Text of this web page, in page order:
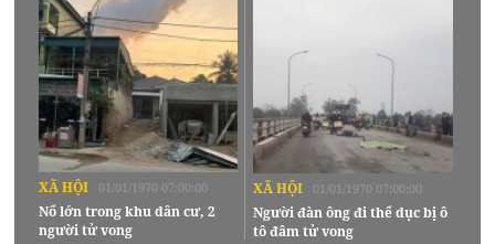
XÃ HỘI 01/01/1970 07:00:00
Nổ lớn trong khu dân cư, 2
người tử vong
XÃ HỘI 01/01/1970 07:00:00
Người đàn ông đi thể dục bị ô
tô đâm tử vong